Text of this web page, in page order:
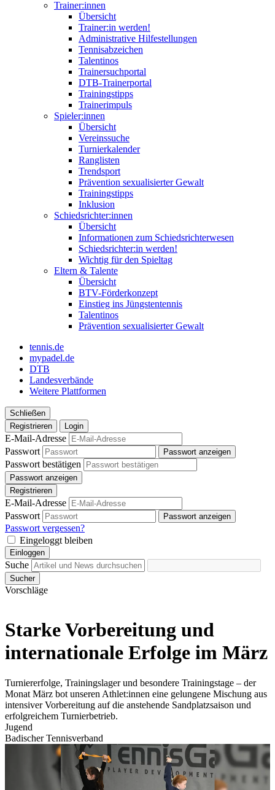
Trainer:innen
Übersicht
Trainer:in werden!
Administrative Hilfestellungen
Tennisabzeichen
Talentinos
Trainersuchportal
DTB-Trainerportal
Trainingstipps
Trainerimpuls
Spieler:innen
Übersicht
Vereinssuche
Turnierkalender
Ranglisten
Trendsport
Prävention sexualisierter Gewalt
Trainingstipps
Inklusion
Schiedsrichter:innen
Übersicht
Informationen zum Schiedsrichterwesen
Schiedsrichter:in werden!
Wichtig für den Spieltag
Eltern & Talente
Übersicht
BTV-Förderkonzept
Einstieg ins Jüngstentennis
Talentinos
Prävention sexualisierter Gewalt
tennis.de
mypadel.de
DTB
Landesverbände
Weitere Plattformen
Schließen
Registrieren
Login
E-Mail-Adresse
Passwort
Passwort anzeigen
Passwort bestätigen
Passwort anzeigen
Registrieren
E-Mail-Adresse
Passwort
Passwort anzeigen
Passwort vergessen?
Eingeloggt bleiben
Einloggen
Suche
Sucher
Vorschläge
Starke Vorbereitung und
internationale Erfolge im März
Turniererfolge, Trainingslager und besondere Trainingstage – der
Monat März bot unseren Athlet:innen eine gelungene Mischung aus
intensiver Vorbereitung auf die anstehende Sandplatzsaison und
erfolgreichem Turnierbetrieb.
Jugend
Badischer Tennisverband